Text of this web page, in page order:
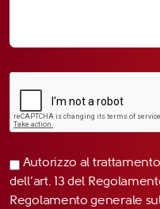
Autorizzo al
dell’art. 13 del
Regolamento generale